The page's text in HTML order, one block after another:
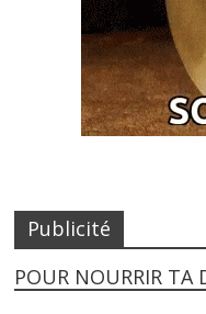
Publicité
POUR NOURRIR TA